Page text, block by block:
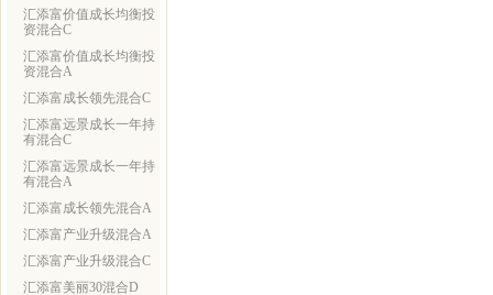
汇添富价值成长均衡投
资混合C
汇添富价值成长均衡投
资混合A
汇添富成长领先混合C
汇添富远景成长一年持
有混合C
汇添富远景成长一年持
有混合A
汇添富成长领先混合A
汇添富产业升级混合A
汇添富产业升级混合C
汇添富美丽30混合D